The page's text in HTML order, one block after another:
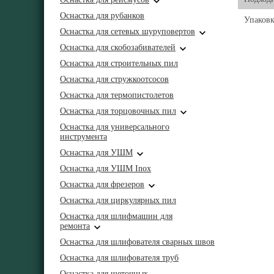
Оснастка для рубанков
Оснастка для сетевых шуруповертов
Оснастка для скобозабивателей
Оснастка для строительных пил
Оснастка для стружкоотсосов
Оснастка для термопистолетов
Оснастка для торцовочных пил
Оснастка для универсального
инструмента
Оснастка для УШМ
Оснастка для УШМ Inox
Оснастка для фрезеров
Оснастка для циркулярных пил
Оснастка для шлифмашин для
ремонта
Оснастка для шлифователя сварных швов
Оснастка для шлифователя труб